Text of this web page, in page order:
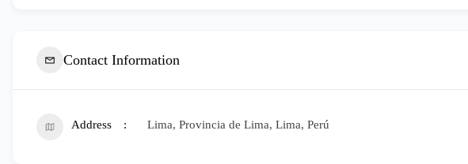
Contact Information
Address Lima, Provincia de Lima, Lima, Perú